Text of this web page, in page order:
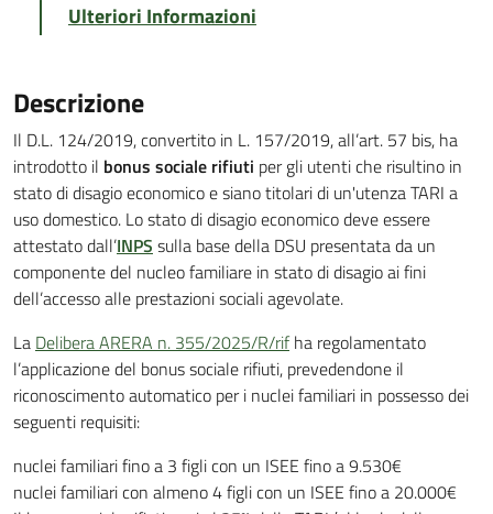
Ulteriori Informazioni
Descrizione
Il D.L. 124/2019, convertito in L. 157/2019, all’art. 57 bis, ha
introdotto il bonus sociale rifiuti per gli utenti che risultino in
stato di disagio economico e siano titolari di un'utenza TARI a
uso domestico. Lo stato di disagio economico deve essere
attestato dall’INPS sulla base della DSU presentata da un
componente del nucleo familiare in stato di disagio ai fini
dell’accesso alle prestazioni sociali agevolate.
La Delibera ARERA n. 355/2025/R/rifha regolamentato
l’applicazione del bonus sociale rifiuti, prevedendone il
riconoscimento automatico per i nuclei familiari in possesso dei
seguenti requisiti:
nuclei familiari fino a 3 figli con un ISEE fino a 9.530€
nuclei familiari con almeno 4 figli con un ISEE fino a 20.000€